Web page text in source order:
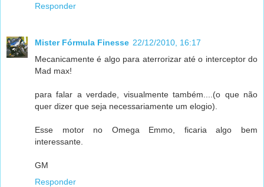
Responder
Mister Fórmula Finesse 22/12/2010, 16:17
Mecanicamente é algo para aterrorizar até o interceptor do
Mad max!
para falar a verdade, visualmente também....(o que não
quer dizer que seja necessariamente um elogio).
Esse motor no Omega Emmo, ficaria algo bem
interessante.
GM
Responder